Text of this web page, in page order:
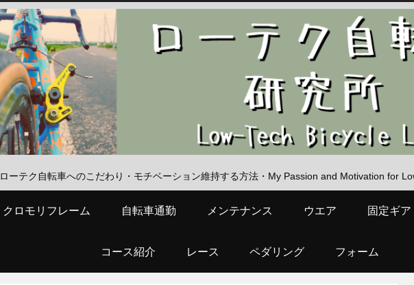
ローテク自転車へのこだわり・モチベーション維持する方法・My Passion and Motivation for
クロモリフレーム 自転車通勤 メンテナンス ウエア 固定ギア
コース紹介 レース ペダリング フォーム